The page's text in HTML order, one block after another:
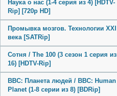
Наука о нас (1-4 серия из 4) [HDTV-
Rip] [720p HD]
Промывка мозгов. Технологии XXI
века [SATRip]
Сотня / The 100 (3 сезон 1 серия из
16) [HDTV-Rip]
BBC: Планета людей / BBC: Human
Planet (1-8 серии из 8) [BDRip]